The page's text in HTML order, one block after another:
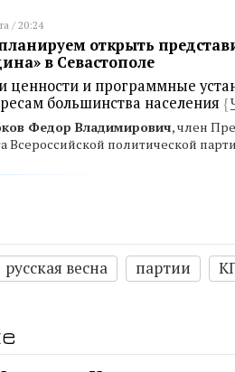
/ 20:24
открыть
в Севастополе
ценности и программные
большинства населения {
Федор Владимирович, член
Всероссийской политической
русская весна партии